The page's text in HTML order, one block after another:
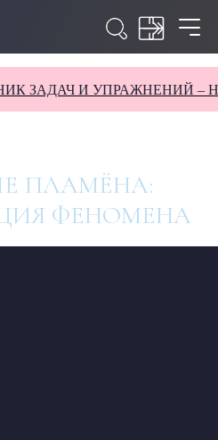
И УПРАЖНЕНИЙ –
ПЛАМЁНА:
ФЕНОМЕНА